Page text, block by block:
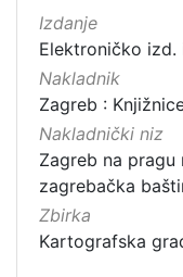
Izdanje
Elektroničko izd.
Nakladnik
Zagreb :
Nakladnički niz
Zagreb na
zagrebačka
Zbirka
Kartografska